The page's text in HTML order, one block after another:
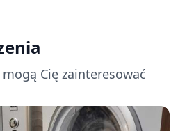
Cię zainteresować